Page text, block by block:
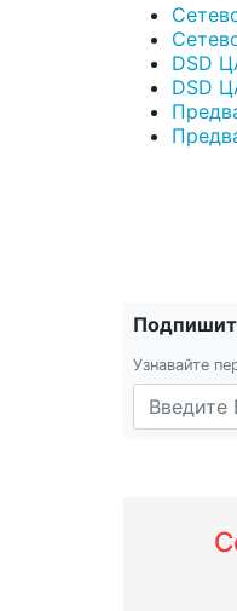
DSD
DSD
Узнавайте